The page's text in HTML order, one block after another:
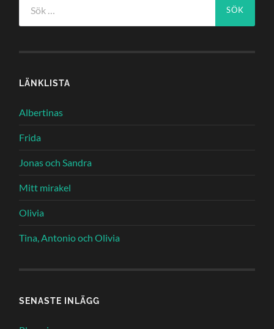
efter:
LÄNKLISTA
Albertinas
Frida
Jonas och Sandra
Mitt mirakel
Olivia
Tina, Antonio och Olivia
SENASTE INLÄGG